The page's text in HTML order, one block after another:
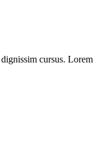
cursus. Lorem